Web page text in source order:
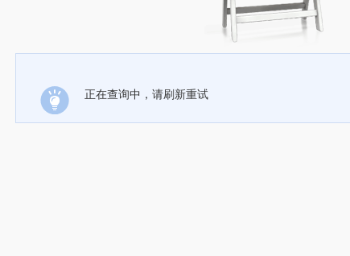
正在查询中，请刷新重试